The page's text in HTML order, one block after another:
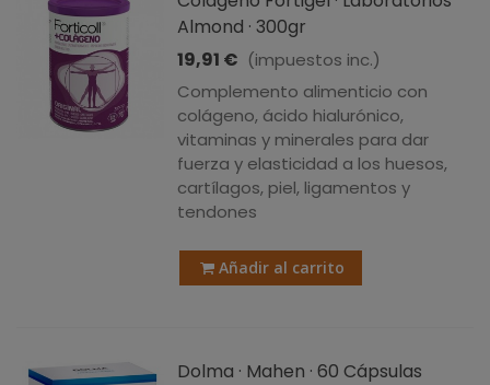
Almond · 300gr
19,91 € (impuestos inc.)
Complemento alimenticio con
colágeno, ácido hialurónico,
vitaminas y minerales para dar
fuerza y elasticidad a los huesos,
cartílagos, piel, ligamentos y
tendones
Añadir al carrito
Dolma · Mahen · 60 Cápsulas